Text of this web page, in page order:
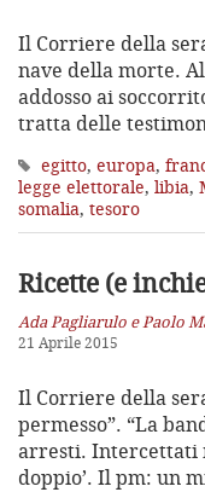
Il Corriere della
nave della morte.
addosso ai
tratta delle
egitto, europa,
legge elettorale, libia,
somalia, tesoro
Ricette (e
Ada Pagliarulo e Paolo
21 Aprile 2015
Il Corriere della
permesso”. “La
arresti. Intercettati
doppio’. Il pm: un